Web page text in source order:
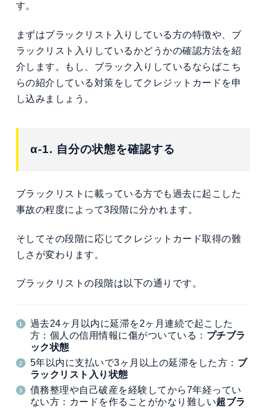
す。
まずはブラックリスト入りしている方の特徴や、ブ
ラックリスト入りしているかどうかの確認方法を紹
介します。もし、ブラック入りしているならばこち
らの紹介している対策をしてクレジットカードを申
し込みましょう。
α-1. 自分の状態を確認する
ブラックリストに載っている方でも過去に起こした
事故の程度によって3段階に分かれます。
そしてその段階に応じてクレジットカード取得の難
しさが変わります。
ブラックリストの段階は以下の通りです。
過去24ヶ月以内に延滞を2ヶ月連続で起こした
方：個人の信用情報に傷がついている： プチブラ
ック状態
5年以内に支払いで3ヶ月以上の延滞をした方： ブ
ラックリスト入り状態
債務整理や自己破産を経験してから7年経ってい
ない方：カードを作ることがかなり難しい超ブラ